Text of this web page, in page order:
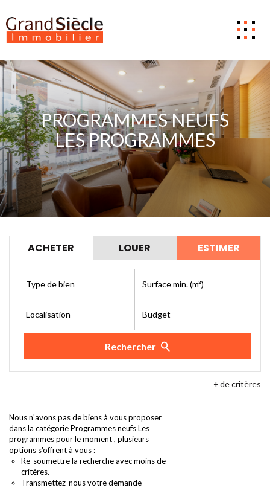
Estimer
Acheter
Louer
Gestion
Notre Agence
Nous contacter
PROGRAMMES NEUFS
LES PROGRAMMES
ACHETER LOUER ESTIMER
Type de bien Surface min. (m²)
Localisation Budget
Rechercher
+de critères
Nous n'avons pas de biens à vous proposer
dans la catégorie Programmes neufs Les
programmes pour le moment , plusieurs
options s'offrent à vous :
Re-soumettre la recherche avec moins de
critères.
Transmettez-nous votre demande